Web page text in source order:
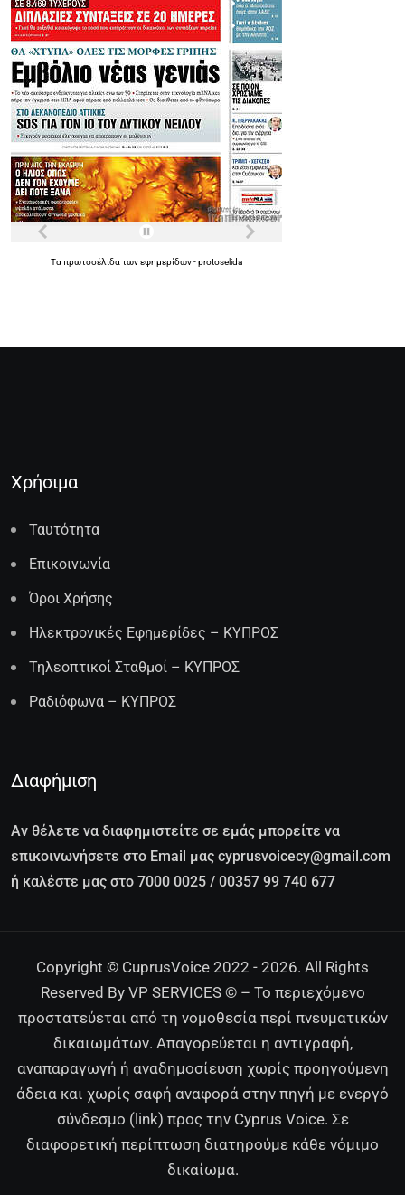
Τα πρωτοσέλιδα τωνεφημερίδων-protoselida
Χρήσιμα
Ταυτότητα
Επικοινωνία
Όροι Χρήσης
Ηλεκτρονικές Εφημερίδες – ΚΥΠΡΟΣ
Τηλεοπτικοί Σταθμοί – ΚΥΠΡΟΣ
Ραδιόφωνα – ΚΥΠΡΟΣ
Διαφήμιση
Αν θέλετε να διαφημιστείτε σε εμάς μπορείτε να
επικοινωνήσετε στο Email μας cyprusvoicecy@gmail.com
ή καλέστε μας στο 7000 0025 / 00357 99 740 677
Copyright © CuprusVoice 2022 - 2026. All Rights
Reserved By VP SERVICES © – Το περιεχόμενο
προστατεύεται από τη νομοθεσία περί πνευματικών
δικαιωμάτων. Απαγορεύεται η αντιγραφή,
αναπαραγωγή ή αναδημοσίευση χωρίς προηγούμενη
άδεια και χωρίς σαφή αναφορά στην πηγή με ενεργό
σύνδεσμο (link) προς την Cyprus Voice. Σε
διαφορετική περίπτωση διατηρούμε κάθε νόμιμο
δικαίωμα.